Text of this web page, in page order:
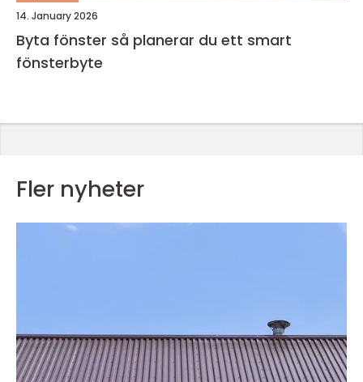
14. January 2026
Byta fönster så planerar du ett smart
fönsterbyte
Fler nyheter